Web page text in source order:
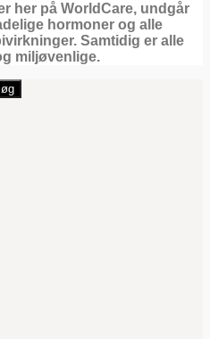
her på WorldCare, undgår
hormoner og alle
Samtidig er alle
miljøvenlige.